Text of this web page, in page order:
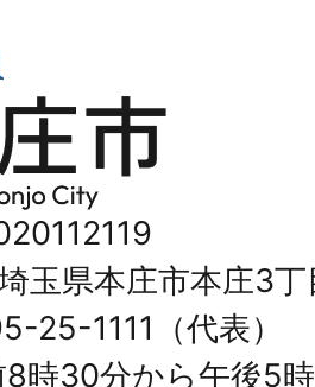
県本庄市本庄3丁
25-1111（代表）
時30分から午後5